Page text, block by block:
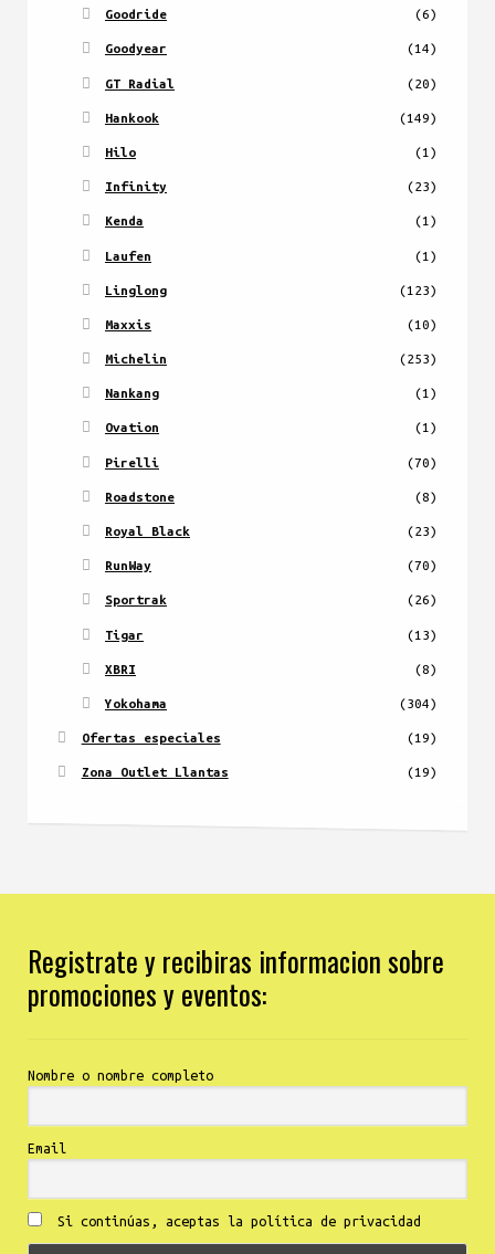
Goodride (6)
Goodyear (14)
GT Radial (20)
Hankook (149)
Hilo (1)
Infinity (23)
Kenda (1)
Laufen (1)
Linglong (123)
Maxxis (10)
Michelin (253)
Nankang (1)
Ovation (1)
Pirelli (70)
Roadstone (8)
Royal Black (23)
RunWay (70)
Sportrak (26)
Tigar (13)
XBRI (8)
Yokohama (304)
Ofertas especiales (19)
Zona Outlet Llantas (19)
Registrate y recibiras informacion sobre
promociones y eventos:
Nombre o nombre completo
Email
Si continúas, aceptas la política de privacidad